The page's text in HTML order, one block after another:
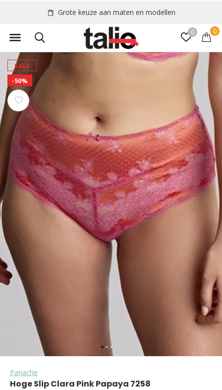
0 0
Grote keuze aan maten en modellen
SALE
-50%
Panache
Hoge Slip Clara Pink Papaya 7258